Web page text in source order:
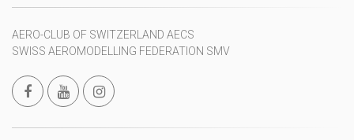
AERO-CLUB OF SWITZERLAND AECS
SWISS AEROMODELLING FEDERATION SMV